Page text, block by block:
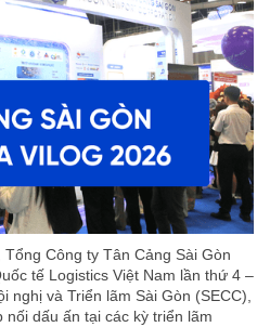
Công ty Tân Cảng Sài Gòn
tế Logistics Việt Nam lần thứ 4 –
nghị và Triển lãm Sài Gòn (SECC),
dấu ấn tại các kỳ triển lãm